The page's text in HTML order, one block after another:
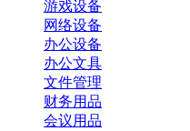
游戏设备
网络设备
办公设备
办公文具
文件管理
财务用品
会议用品